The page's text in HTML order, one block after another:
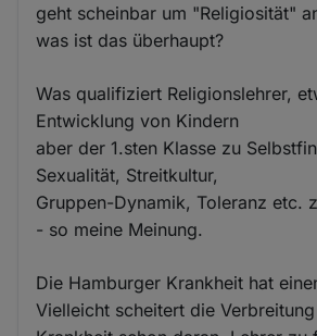
geht scheinbar um "Religiosität"
was ist das überhaupt?
Was qualifiziert Religionslehrer,
Entwicklung von Kindern
aber der 1.sten Klasse zu
Sexualität, Streitkultur,
Gruppen-Dynamik, Toleranz etc.
- so meine Meinung.
Die Hamburger Krankheit hat
Vielleicht scheitert die